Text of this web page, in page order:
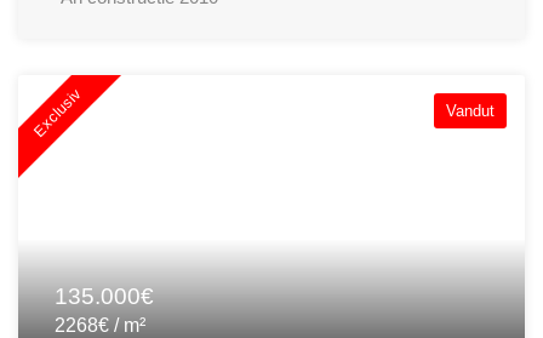
Exclusiv Vandut
135.000€
2268€ / m²